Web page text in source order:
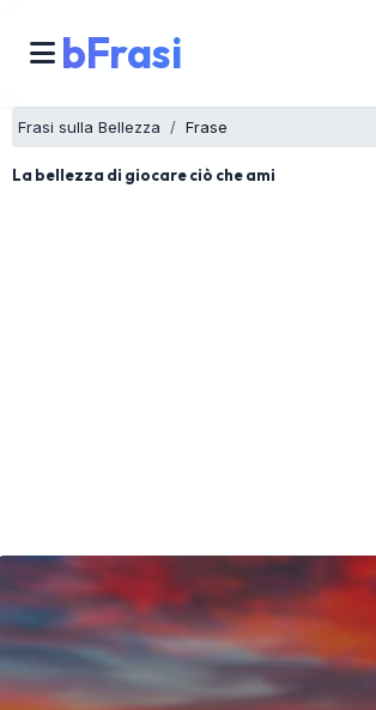
bFrasi
Frasi sulla Bellezza Frase
La bellezza di giocare ciò che ami